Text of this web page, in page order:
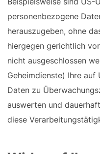
personenbezogene
herauszugeben, ohne
hiergegen gerichtlich
nicht ausgeschlossen
Geheimdienste) Ihre
Daten zu
auswerten und
diese